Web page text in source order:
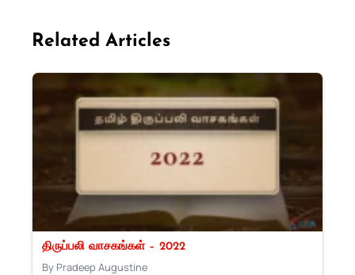
Related Articles
திருப்பலி வாசகங்கள் – 2022
By Pradeep Augustine